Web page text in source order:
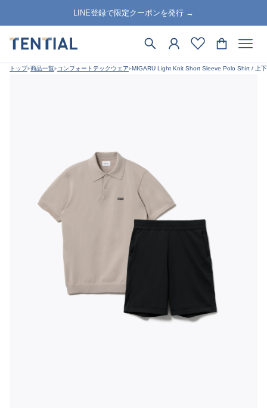
LINE登録で限定クーポンを発行 →
トップ 商品一覧 コンフォートテックウェア MIGARU Light Knit Short Sleeve Polo Shirt / 上